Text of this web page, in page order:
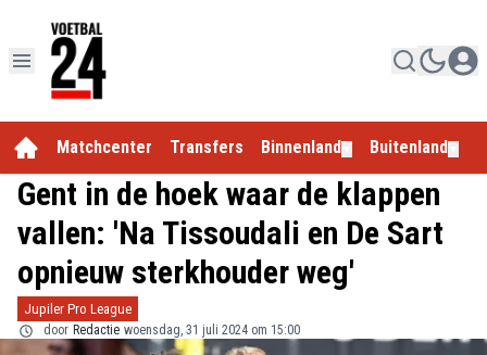
Matchcenter Transfers Binnenland Buitenland
Gent in de hoek waar de klappen
vallen: 'Na Tissoudali en De Sart
opnieuw sterkhouder weg'
Jupiler Pro League
door Redactie woensdag, 31 juli 2024 om 15:00